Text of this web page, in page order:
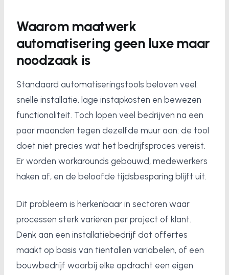
Waarom maatwerk
automatisering geen luxe maar
noodzaak is
Standaard automatiseringstools beloven veel:
snelle installatie, lage instapkosten en bewezen
functionaliteit. Toch lopen veel bedrijven na een
paar maanden tegen dezelfde muur aan: de tool
doet niet precies wat het bedrijfsproces vereist.
Er worden workarounds gebouwd, medewerkers
haken af, en de beloofde tijdsbesparing blijft uit.
Dit probleem is herkenbaar in sectoren waar
processen sterk variëren per project of klant.
Denk aan een installatiebedrijf dat offertes
maakt op basis van tientallen variabelen, of een
bouwbedrijf waarbij elke opdracht een eigen